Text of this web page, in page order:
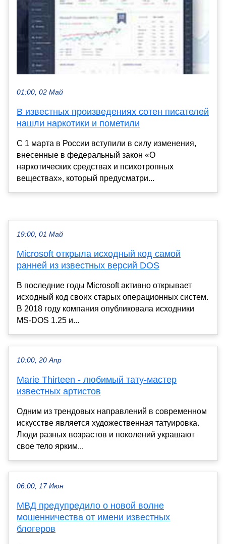
01:00, 02 Май
В известных произведениях сотен писателей
нашли наркотики и пометили
С 1 марта в России вступили в силу изменения,
внесенные в федеральный закон «О
наркотических средствах и психотропных
веществах», который предусматри...
19:00, 01 Май
Microsoft открыла исходный код самой
ранней из известных версий DOS
В последние годы Microsoft активно открывает
исходный код своих старых операционных систем.
В 2018 году компания опубликовала исходники
MS-DOS 1.25 и...
10:00, 20 Апр
Marie Thirteen - любимый тату-мастер
известных артистов
Одним из трендовых направлений в современном
искусстве является художественная татуировка.
Люди разных возрастов и поколений украшают
свое тело ярким...
06:00, 17 Июн
МВД предупредило о новой волне
мошенничества от имени известных
блогеров